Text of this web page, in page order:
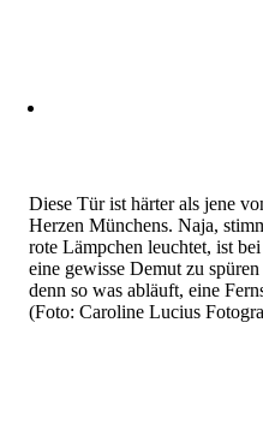
Diese Tür ist härter als jene
Herzen Münchens. Naja,
rote Lämpchen leuchtet, ist
eine gewisse Demut zu
denn so was abläuft, eine
(Foto: Caroline Lucius